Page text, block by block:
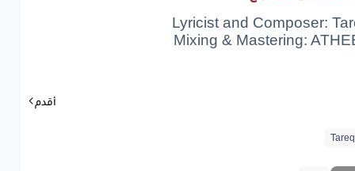
موبإيديالخيار
Lyricist and Composer:
Mixing & Mastering:
أقدم